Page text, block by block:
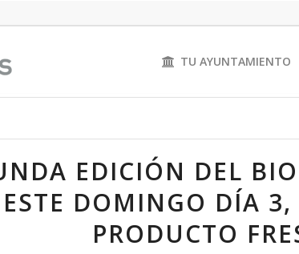
TU AYUNTAMIENTO
EDICIÓN DEL
ESTE DOMINGO DÍA
PRODUCTO